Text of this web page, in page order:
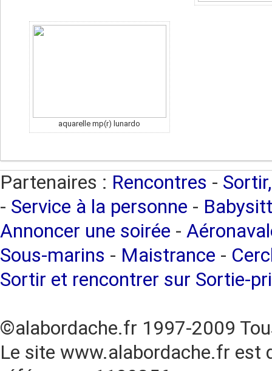
aquarelle mp(r) lunardo
Partenaires : Rencontres -
- Service à la personne -
Annoncer une soirée -
Sous-marins - Maistrance -
Sortir et rencontrer sur Sortie-
©alabordache.fr 1997-2009
Le site www.alabordache.fr est